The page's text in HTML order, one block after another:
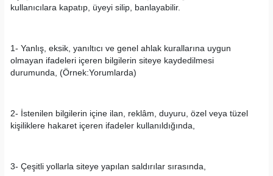
kullanıcılara kapatıp, üyeyi silip, banlayabilir.
1- Yanlış, eksik, yanıltıcı ve genel ahlak kurallarına uygun
olmayan ifadeleri içeren bilgilerin siteye kaydedilmesi
durumunda, (Örnek:Yorumlarda)
2- İstenilen bilgilerin içine ilan, reklâm, duyuru, özel veya tüzel
kişiliklere hakaret içeren ifadeler kullanıldığında,
3- Çeşitli yollarla siteye yapılan saldırılar sırasında,